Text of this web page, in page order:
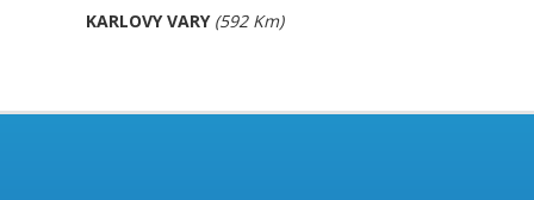
KARLOVY VARY (592 Km)